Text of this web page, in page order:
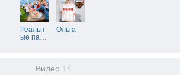
Реальн
ые па…
Ольга
Видео 14